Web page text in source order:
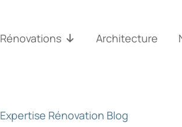
Rénovations Architecture
Expertise Rénovation Blog